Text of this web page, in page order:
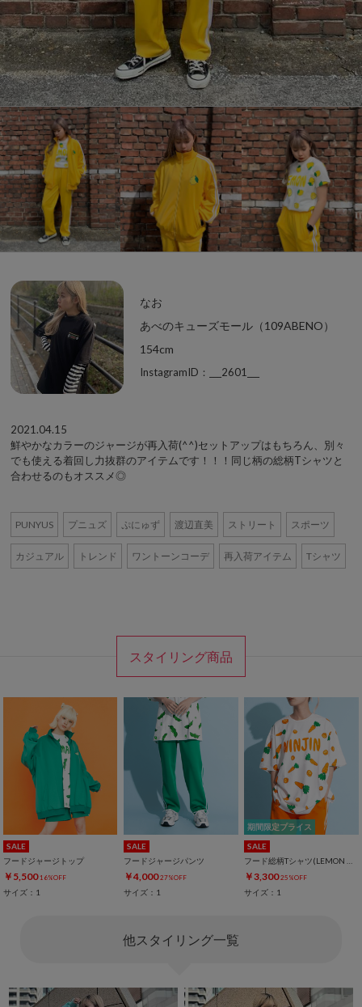
なお
あべのキューズモール（109ABENO）
154cm
InstagramID：___2601___
2021.04.15
鮮やかなカラーのジャージが再入荷(^^)セットアップはもちろん、別々
でも使える着回し力抜群のアイテムです！！！同じ柄の総柄Tシャツと
合わせるのもオススメ◎
PUNYUS プニュズ ぷにゅず 渡辺直美 ストリート スポーツ
カジュアル トレンド ワントーンコーデ 再入荷アイテム Tシャツ
スタイリング商品
SALE
フードジャージトップ
￥5,500 16%OFF
サイズ：1
SALE
フードジャージパンツ
￥4,000 27%OFF
サイズ：1
期間限定プライス
SALE
￥3,300 25%OFF
サイズ：1
他スタイリング一覧